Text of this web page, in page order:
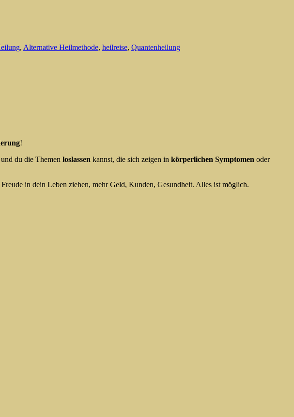
, Alternative Heilmethode, heilreise, Quantenheilung
!
du die Themen loslassen kannst, die sich zeigen in körperlichen Symptomen oder
in dein Leben ziehen, mehr Geld, Kunden, Gesundheit. Alles ist möglich.